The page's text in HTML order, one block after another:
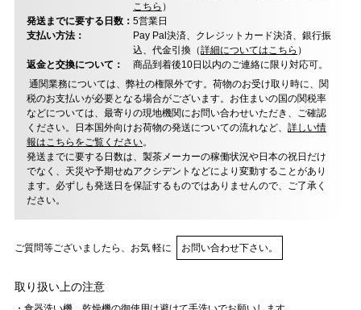
こちら ）
発送までに要する日数： 5営業日
支払い方法：
Pay Pal決済、クレジットカード決済、銀行振
込、代金引換（詳細についてはこちら ）
返金と交換について：
商品到着後10日以内のご連絡に限り対応可。
通関業務については、弊社の権限外です。荷物のお受け取り時に、関
税のお支払いが必要となる場合がございます。お住まいの国の関税率
などについては、最寄りの現地機関にお問い合わせいただき、ご確認
ください。日本国外向けお荷物の発送についての流れなど、 詳しい情
報はこちらをご覧ください。
発送までに要する日数は、製茶メーカーの稼働状況や日本の祝日だけ
でなく、天災や予期せぬアクシデントなどにより変動することがあり
ます。必ずしも発送日を保証するものではありませんので、ご了承く
ださい。
ご質問等ございましたら、お気 軽に お問い合わせ下さい。
取り扱い上の注意